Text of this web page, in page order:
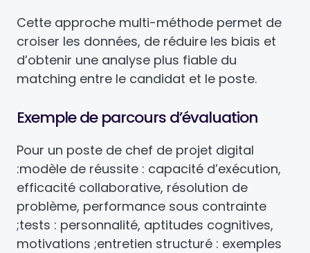
Cette approche multi-méthode permet de
croiser les données, de réduire les biais et
d’obtenir une analyse plus fiable du
matching entre le candidat et le poste.
Exemple de parcours d’évaluation
Pour un poste de chef de projet digital
:modèle de réussite : capacité d’exécution,
efficacité collaborative, résolution de
problème, performance sous contrainte
;tests : personnalité, aptitudes cognitives,
motivations ;entretien structuré : exemples